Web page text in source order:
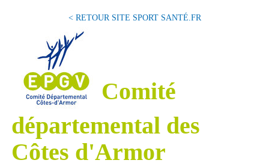
< RETOUR SITE SPORT SANTÉ.FR
Comité
départemental des
Côtes d'Armor